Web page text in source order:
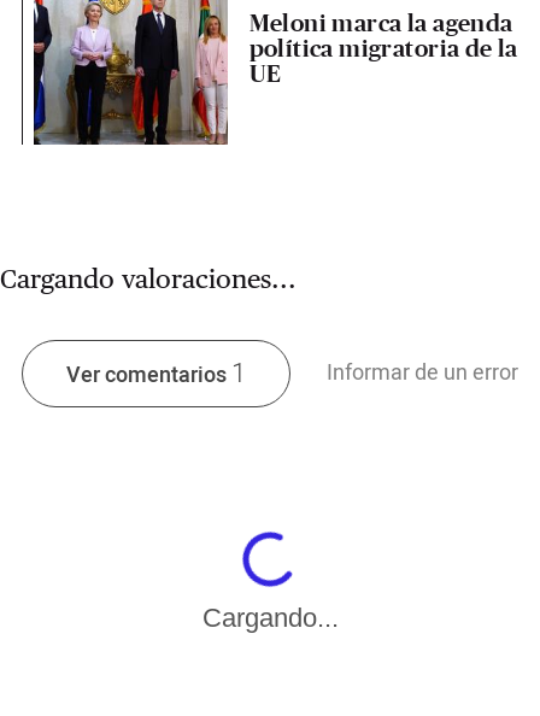
Meloni marca la agenda
política migratoria de la
UE
Cargando valoraciones...
Ver comentarios 1 Informar de un error
Cargando...